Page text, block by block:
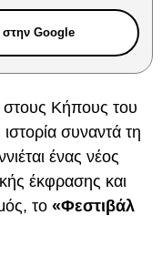
Google
στους Κήπους του
συναντά τη
ένας νέος
έκφρασης και
το «Φεστιβάλ